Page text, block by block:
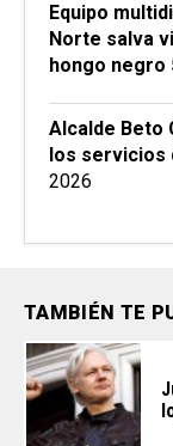
Equipo
Norte salva
hongo negro
Alcalde Beto
los servicios
2026
TAMBIÉN TE